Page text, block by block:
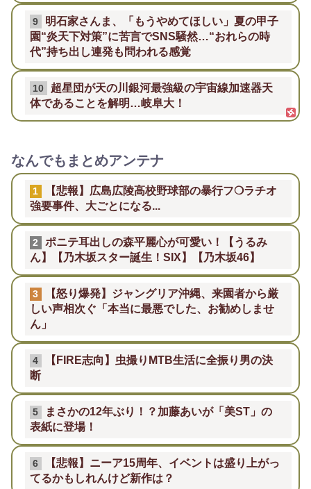
9
明石家さんま、「もうやめてほしい」夏の甲子
園“炎天下対策”に苦言でSNS騒然…“おれらの時
代”持ち出し連発も問われる感覚
10
超星団が天の川銀河最強級の宇宙線加速器天
体であることを解明…岐阜大！
なんでもまとめアンテナ
1
【悲報】広島広陵高校野球部の暴行フ❍ラチオ
強要事件、大ごとになる...
2
ポニテ耳出しの森平麗心が可愛い！【うるみ
ん】【乃木坂スター誕生！SIX】【乃木坂46】
3
【怒り爆発】ジャングリア沖縄、来園者から厳
しい声相次ぐ「本当に最悪でした、お勧めしませ
ん」
4
【FIRE志向】虫撮りMTB生活に全振り男の決
断
5
まさかの12年ぶり！？加藤あいが「美ST」の
表紙に登場！
6
【悲報】ニーア15周年、イベントは盛り上がっ
てるかもしれんけど新作は？